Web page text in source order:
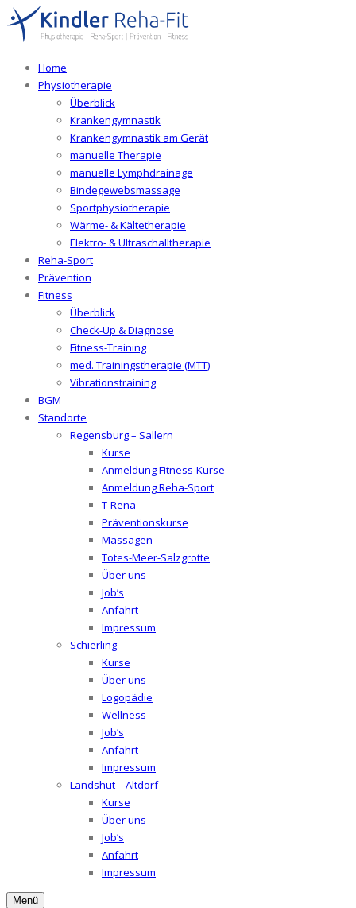
Home
Physiotherapie
Überblick
Krankengymnastik
Krankengymnastik am Gerät
manuelle Therapie
manuelle Lymphdrainage
Bindegewebsmassage
Sportphysiotherapie
Wärme- & Kältetherapie
Elektro- & Ultraschalltherapie
Reha-Sport
Prävention
Fitness
Überblick
Check-Up & Diagnose
Fitness-Training
med. Trainingstherapie (MTT)
Vibrationstraining
BGM
Standorte
Regensburg – Sallern
Kurse
Anmeldung Fitness-Kurse
Anmeldung Reha-Sport
T-Rena
Präventionskurse
Massagen
Totes-Meer-Salzgrotte
Über uns
Job’s
Anfahrt
Impressum
Schierling
Kurse
Über uns
Logopädie
Wellness
Job’s
Anfahrt
Impressum
Landshut – Altdorf
Kurse
Über uns
Job’s
Anfahrt
Impressum
Menü